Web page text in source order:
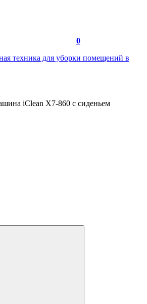
0
техника для уборки помещений в
iClean X7-860 с сиденьем